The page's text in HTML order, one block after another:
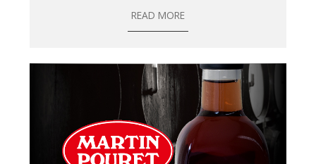
READ MORE